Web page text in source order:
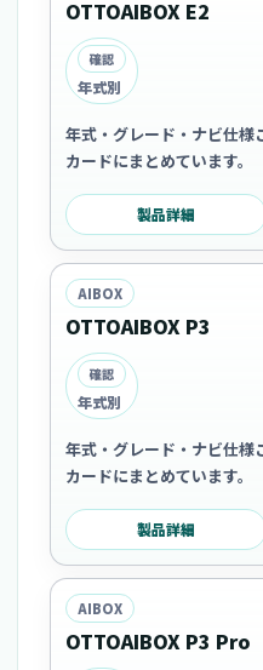
OTTOAIBOX E2
確認
年式別
年式・グレード・ナビ仕様
カードにまとめています。
製品詳細
AIBOX
OTTOAIBOX P3
確認
年式別
年式・グレード・ナビ仕様
カードにまとめています。
製品詳細
AIBOX
OTTOAIBOX P3 Pro